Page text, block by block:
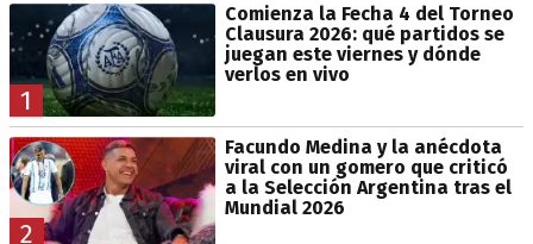
1
Comienza la Fecha 4 del Torneo
Clausura 2026: qué partidos se
juegan este viernes y dónde
verlos en vivo
2
Facundo Medina y la anécdota
viral con un gomero que criticó
a la Selección Argentina tras el
Mundial 2026